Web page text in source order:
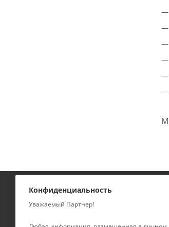
КАТАЛОГ
УСЛУГИ
Конфиденциальность
Уважаемый Партнер!